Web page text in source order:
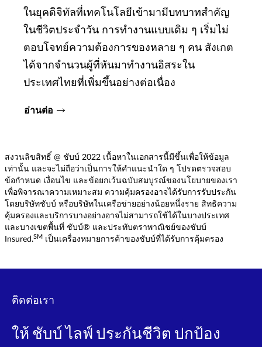
ในยุคดิจิทัลที่เทคโนโลยีเข้ามามีบทบาทสำคัญ
ในชีวิตประจำวัน การทำงานแบบเดิม ๆ เริ่มไม่
ตอบโจทย์ความต้องการของหลาย ๆ คน สังเกต
ได้จากจำนวนผู้ที่หันมาทำงานอิสระใน
ประเทศไทยที่เพิ่มขึ้นอย่างต่อเนื่อง
อ่านต่อ
สงวนลิขสิทธิ์ @ ชับบ์ 2022 เนื้อหาในเอกสารนี้มีขึ้นเพื่อให้ข้อมูล
เท่านั้น และจะไม่ถือว่าเป็นการให้คำแนะนำใด ๆ โปรดตรวจสอบ
ข้อกำหนด เงื่อนไข และข้อยกเว้นฉบับสมบูรณ์ของนโยบายของเรา
เพื่อพิจารณาความเหมาะสม ความคุ้มครองอาจได้รับการรับประกัน
โดยบริษัทชับบ์ หรือบริษัทในเครือข่ายอย่างน้อยหนึ่งราย สิทธิความ
คุ้มครองและบริการบางอย่างอาจไม่สามารถใช้ได้ในบางประเทศ
และบางเขตพื้นที่ ชับบ์® และประทับตราพาณิชย์ของชับบ์
Insured.SM เป็นเครื่องหมายการค้าของชับบ์ที่ได้รับการคุ้มครอง
ติดต่อเรา
ให้ ชับบ์ ไลฟ์ ประกันชีวิต ปกป้อง